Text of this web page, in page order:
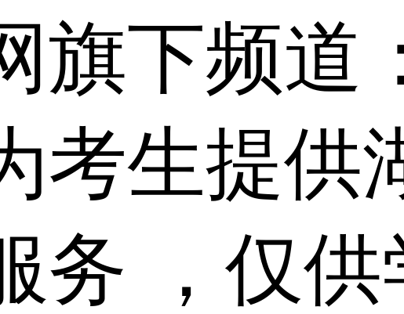
旗下频道
考生提供
务 ，仅